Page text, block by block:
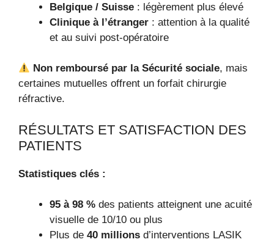
Belgique / Suisse : légèrement plus élevé
Clinique à l’étranger : attention à la qualité
et au suivi post-opératoire
Non remboursé par la Sécurité sociale, mais
certaines mutuelles offrent un forfait chirurgie
réfractive.
RÉSULTATS ET SATISFACTION DES
PATIENTS
Statistiques clés :
95 à 98 % des patients atteignent une acuité
visuelle de 10/10 ou plus
Plus de 40 millions d’interventions LASIK